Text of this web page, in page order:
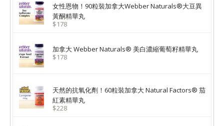
女性恩物！90粒裝加拿大Webber Naturals®大豆異
黃酮精華丸
$178
加拿大 Webber Naturals® 美白濃縮葡萄籽精華丸
$178
天然的抗氧化劑！60粒裝加拿大 Natural Factors® 茄
紅素精華丸
$228